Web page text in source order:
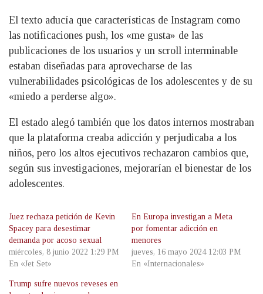
El texto aducía que características de Instagram como
las notificaciones push, los «me gusta» de las
publicaciones de los usuarios y un scroll interminable
estaban diseñadas para aprovecharse de las
vulnerabilidades psicológicas de los adolescentes y de su
«miedo a perderse algo».
El estado alegó también que los datos internos mostraban
que la plataforma creaba adicción y perjudicaba a los
niños, pero los altos ejecutivos rechazaron cambios que,
según sus investigaciones, mejorarían el bienestar de los
adolescentes.
Juez rechaza petición de Kevin
Spacey para desestimar
demanda por acoso sexual
miércoles, 8 junio 2022 1:29 PM
En «Jet Set»
En Europa investigan a Meta
por fomentar adicción en
menores
jueves, 16 mayo 2024 12:03 PM
En «Internacionales»
Trump sufre nuevos reveses en